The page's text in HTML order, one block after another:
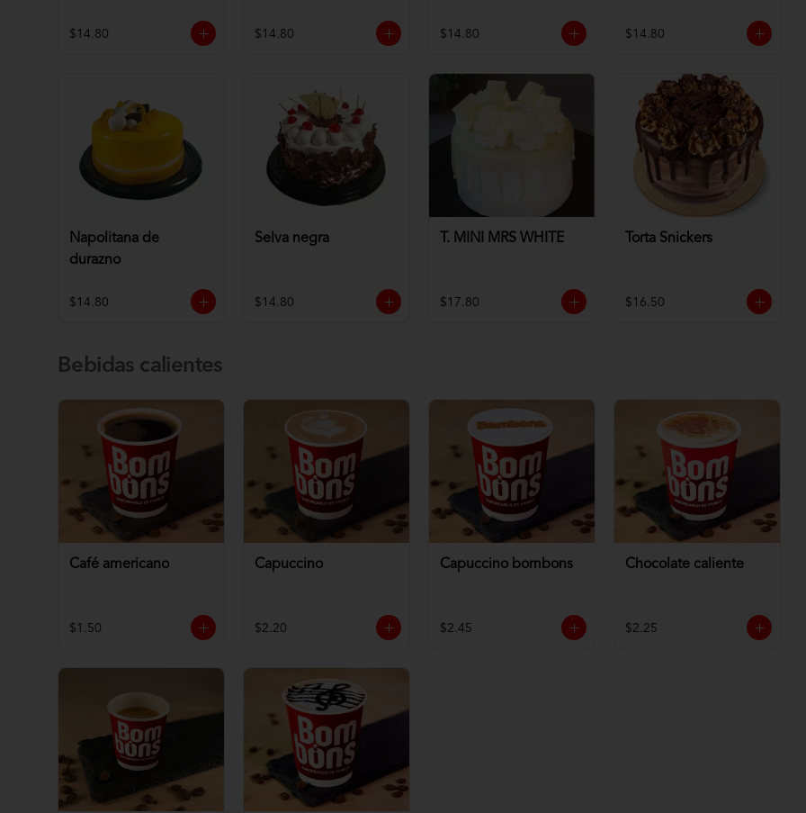
$14.80 $14.80 $14.80 $14.80
Napolitana de
durazno
$14.80
Selva negra
$14.80
T. MINI MRS WHITE
$17.80
Torta Snickers
$16.50
Bebidas calientes
Café americano
$1.50
Capuccino
$2.20
Capuccino bombons
$2.45
Chocolate caliente
$2.25